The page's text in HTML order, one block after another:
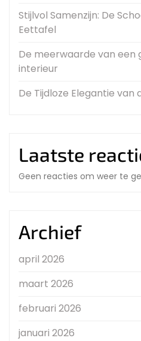
Stijlvol Samenzijn: De
Eettafel
De meerwaarde van
interieur
De Tijdloze Elegantie van
Laatste
Geen reacties om weer te
Archief
april 2026
maart 2026
februari 2026
januari 2026